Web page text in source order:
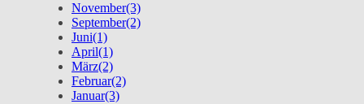
November(3)
September(2)
Juni(1)
April(1)
März(2)
Februar(2)
Januar(3)